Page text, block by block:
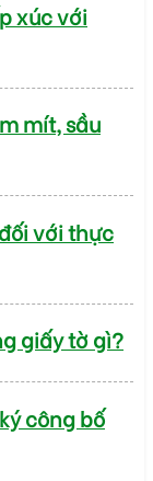
xúc với
mít, sầu
với thực
giấy tờ gì?
công bố